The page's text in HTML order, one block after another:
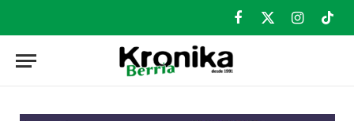
Facebook
X
Instagram